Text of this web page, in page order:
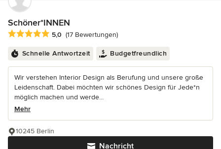
Schöner*INNEN
Durchschnittliche Bewertung: 5 von 5 Sternen
5,0 (17 Bewertungen)
Schnelle Antwortzeit Budgetfreundlich
Wir verstehen Interior Design als Berufung und unsere große
Leidenschaft. Dabei möchten wir schönes Design für Jede*n
möglich machen und werde...
Mehr
Nachricht
10245 Berlin